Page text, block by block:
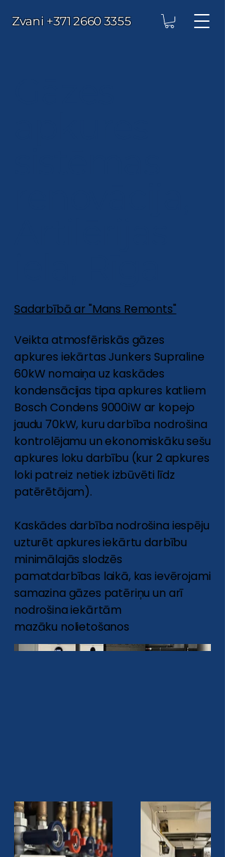
Zvani +371 2660 3355
Sadarbībā ar "Mans Remonts"
Veikta atmosfēriskās gāzes
apkures iekārtas Junkers Supraline
60kW nomaiņa uz kaskādes
kondensācijas tipa apkures katliem
Bosch Condens 9000iW ar kopejo
jaudu 70kW, kuru darbība nodrošina
kontrolējamu un ekonomiskāku sešu
apkures loku darbību (kur 2 apkures
loki patreiz netiek izbūvēti līdz
patērētājam).
Kaskādes darbība nodrošina iespēju
uzturēt apkures iekārtu darbību
minimālajās slodzēs
pamatdarbības laikā, kas ievērojami
samazina gāzes patēriņu un arī
nodrošina iekārtām
mazāku nolietošanos